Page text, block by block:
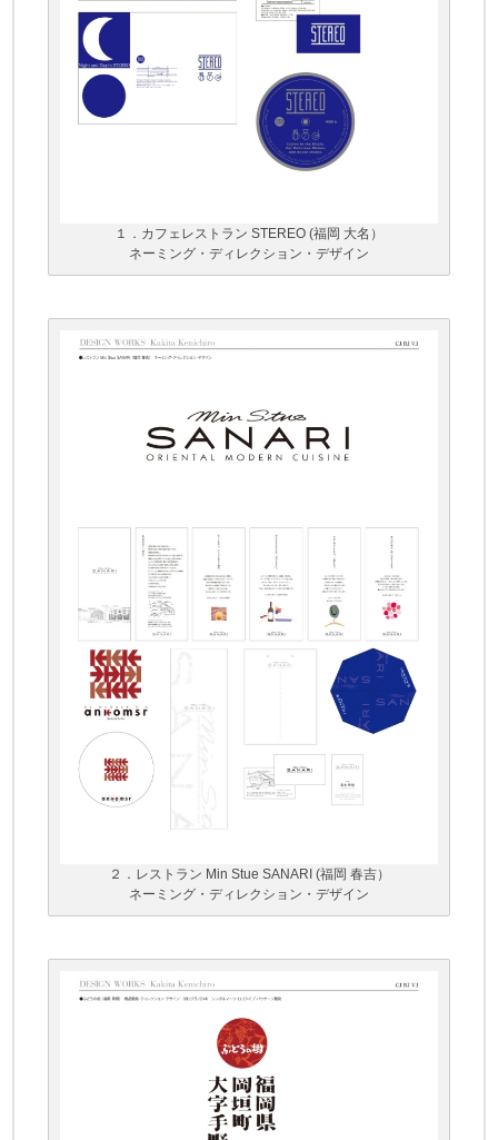
１．カフェレストラン STEREO (福岡 大名）
ネーミング・ディレクション・デザイン
２．レストラン Min Stue SANARI (福岡 春吉）
ネーミング・ディレクション・デザイン